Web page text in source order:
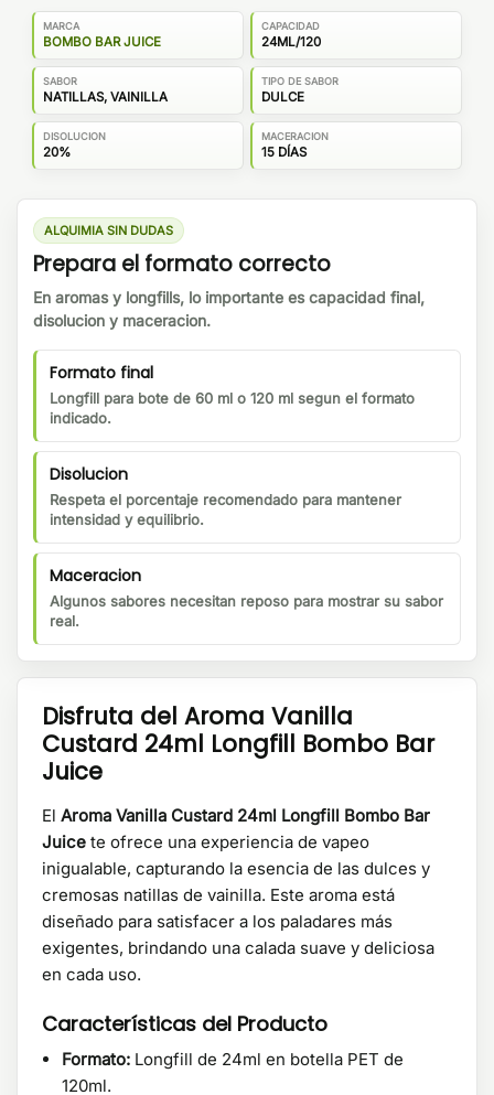
MARCA
BOMBO BAR JUICE
CAPACIDAD
24ML/120
SABOR
NATILLAS, VAINILLA
TIPO DE SABOR
DULCE
DISOLUCION
20%
MACERACION
15 DÍAS
ALQUIMIA SIN DUDAS
Prepara el formato correcto
En aromas y longfills, lo importante es capacidad final,
disolucion y maceracion.
Formato final
Longfill para bote de 60 ml o 120 ml segun el formato
indicado.
Disolucion
Respeta el porcentaje recomendado para mantener
intensidad y equilibrio.
Maceracion
Algunos sabores necesitan reposo para mostrar su sabor
real.
Disfruta del Aroma Vanilla
Custard 24ml Longfill Bombo Bar
Juice
El Aroma Vanilla Custard 24ml Longfill Bombo Bar
Juice te ofrece una experiencia de vapeo
inigualable, capturando la esencia de las dulces y
cremosas natillas de vainilla. Este aroma está
diseñado para satisfacer a los paladares más
exigentes, brindando una calada suave y deliciosa
en cada uso.
Características del Producto
Formato: Longfill de 24ml en botella PET de
120ml.